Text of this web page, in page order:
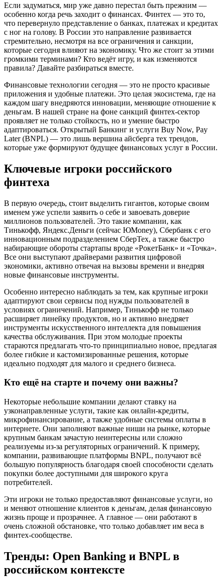
Если задуматься, мир уже давно перестал быть прежним —
особенно когда речь заходит о финансах. Финтех — это то,
что перевернуло представление о банках, платежах и кредитах
с ног на голову. В России это направление развивается
стремительно, несмотря на все ограничения и санкции,
которые сегодня влияют на экономику. Что же стоит за этими
громкими терминами? Кто ведёт игру, и как изменяются
правила? Давайте разбираться вместе.
Финансовые технологии сегодня — это не просто красивые
приложения и удобные платежи. Это целая экосистема, где на
каждом шагу внедряются инновации, меняющие отношение к
деньгам. В нашей стране на фоне санкций финтех-сектор
проявляет не только стойкость, но и умение быстро
адаптироваться. Открытый Банкинг и услуги Buy Now, Pay
Later (BNPL) — это лишь вершина айсберга тех трендов,
которые уже формируют будущее финансовых услуг в России.
Ключевые игроки российского
финтеха
В первую очередь, стоит выделить гигантов, которые своим
именем уже успели заявить о себе и завоевать доверие
миллионов пользователей. Это такие компании, как
Тинькофф, Яндекс.Деньги (сейчас ЮMoney), Сбербанк с его
инновационным подразделением СберТех, а также быстро
набирающие обороты стартапы вроде «РокетБанк» и «Точка».
Все они выступают драйверами развития цифровой
экономики, активно отвечая на вызовы времени и внедряя
новые финансовые инструменты.
Особенно интересно наблюдать за тем, как крупные игроки
адаптируют свои сервисы под нужды пользователей в
условиях ограничений. Например, Тинькофф не только
расширяет линейку продуктов, но и активно внедряет
инструменты искусственного интеллекта для повышения
качества обслуживания. При этом молодые проекты
стараются предлагать что-то принципиально новое, предлагая
более гибкие и кастомизированные решения, которые
идеально подходят для малого и среднего бизнеса.
Кто ещё на старте и почему они важны?
Некоторые небольшие компании делают ставку на
узконаправленные услуги, такие как онлайн-кредиты,
микрофинансирование, а также удобные системы оплаты в
интернете. Они заполняют важные ниши на рынке, которые
крупным банкам зачастую неинтересны или сложно
реализуемы из-за регуляторных ограничений. К примеру,
компании, развивающие платформы BNPL, получают всё
большую популярность благодаря своей способности сделать
покупки более доступными для широкого круга
потребителей.
Эти игроки не только предоставляют финансовые услуги, но
и меняют отношение клиентов к деньгам, делая финансовую
жизнь проще и прозрачнее. А главное — они работают в
очень сложной обстановке, что только добавляет им веса в
финтех-сообществе.
Тренды: Open Banking и BNPL в
российском контексте